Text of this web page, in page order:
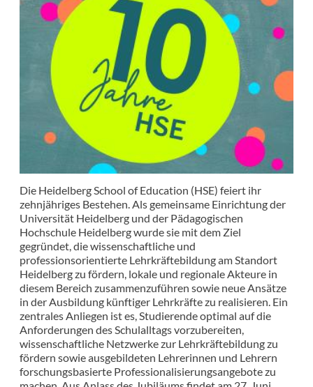
Die Heidelberg School of Education (HSE) feiert ihr
zehnjähriges Bestehen. Als gemeinsame Einrichtung der
Universität Heidelberg und der Pädagogischen
Hochschule Heidelberg wurde sie mit dem Ziel
gegründet, die wissenschaftliche und
professionsorientierte Lehrkräftebildung am Standort
Heidelberg zu fördern, lokale und regionale Akteure in
diesem Bereich zusammenzuführen sowie neue Ansätze
in der Ausbildung künftiger Lehrkräfte zu realisieren. Ein
zentrales Anliegen ist es, Studierende optimal auf die
Anforderungen des Schulalltags vorzubereiten,
wissenschaftliche Netzwerke zur Lehrkräftebildung zu
fördern sowie ausgebildeten Lehrerinnen und Lehrern
forschungsbasierte Professionalisierungsangebote zu